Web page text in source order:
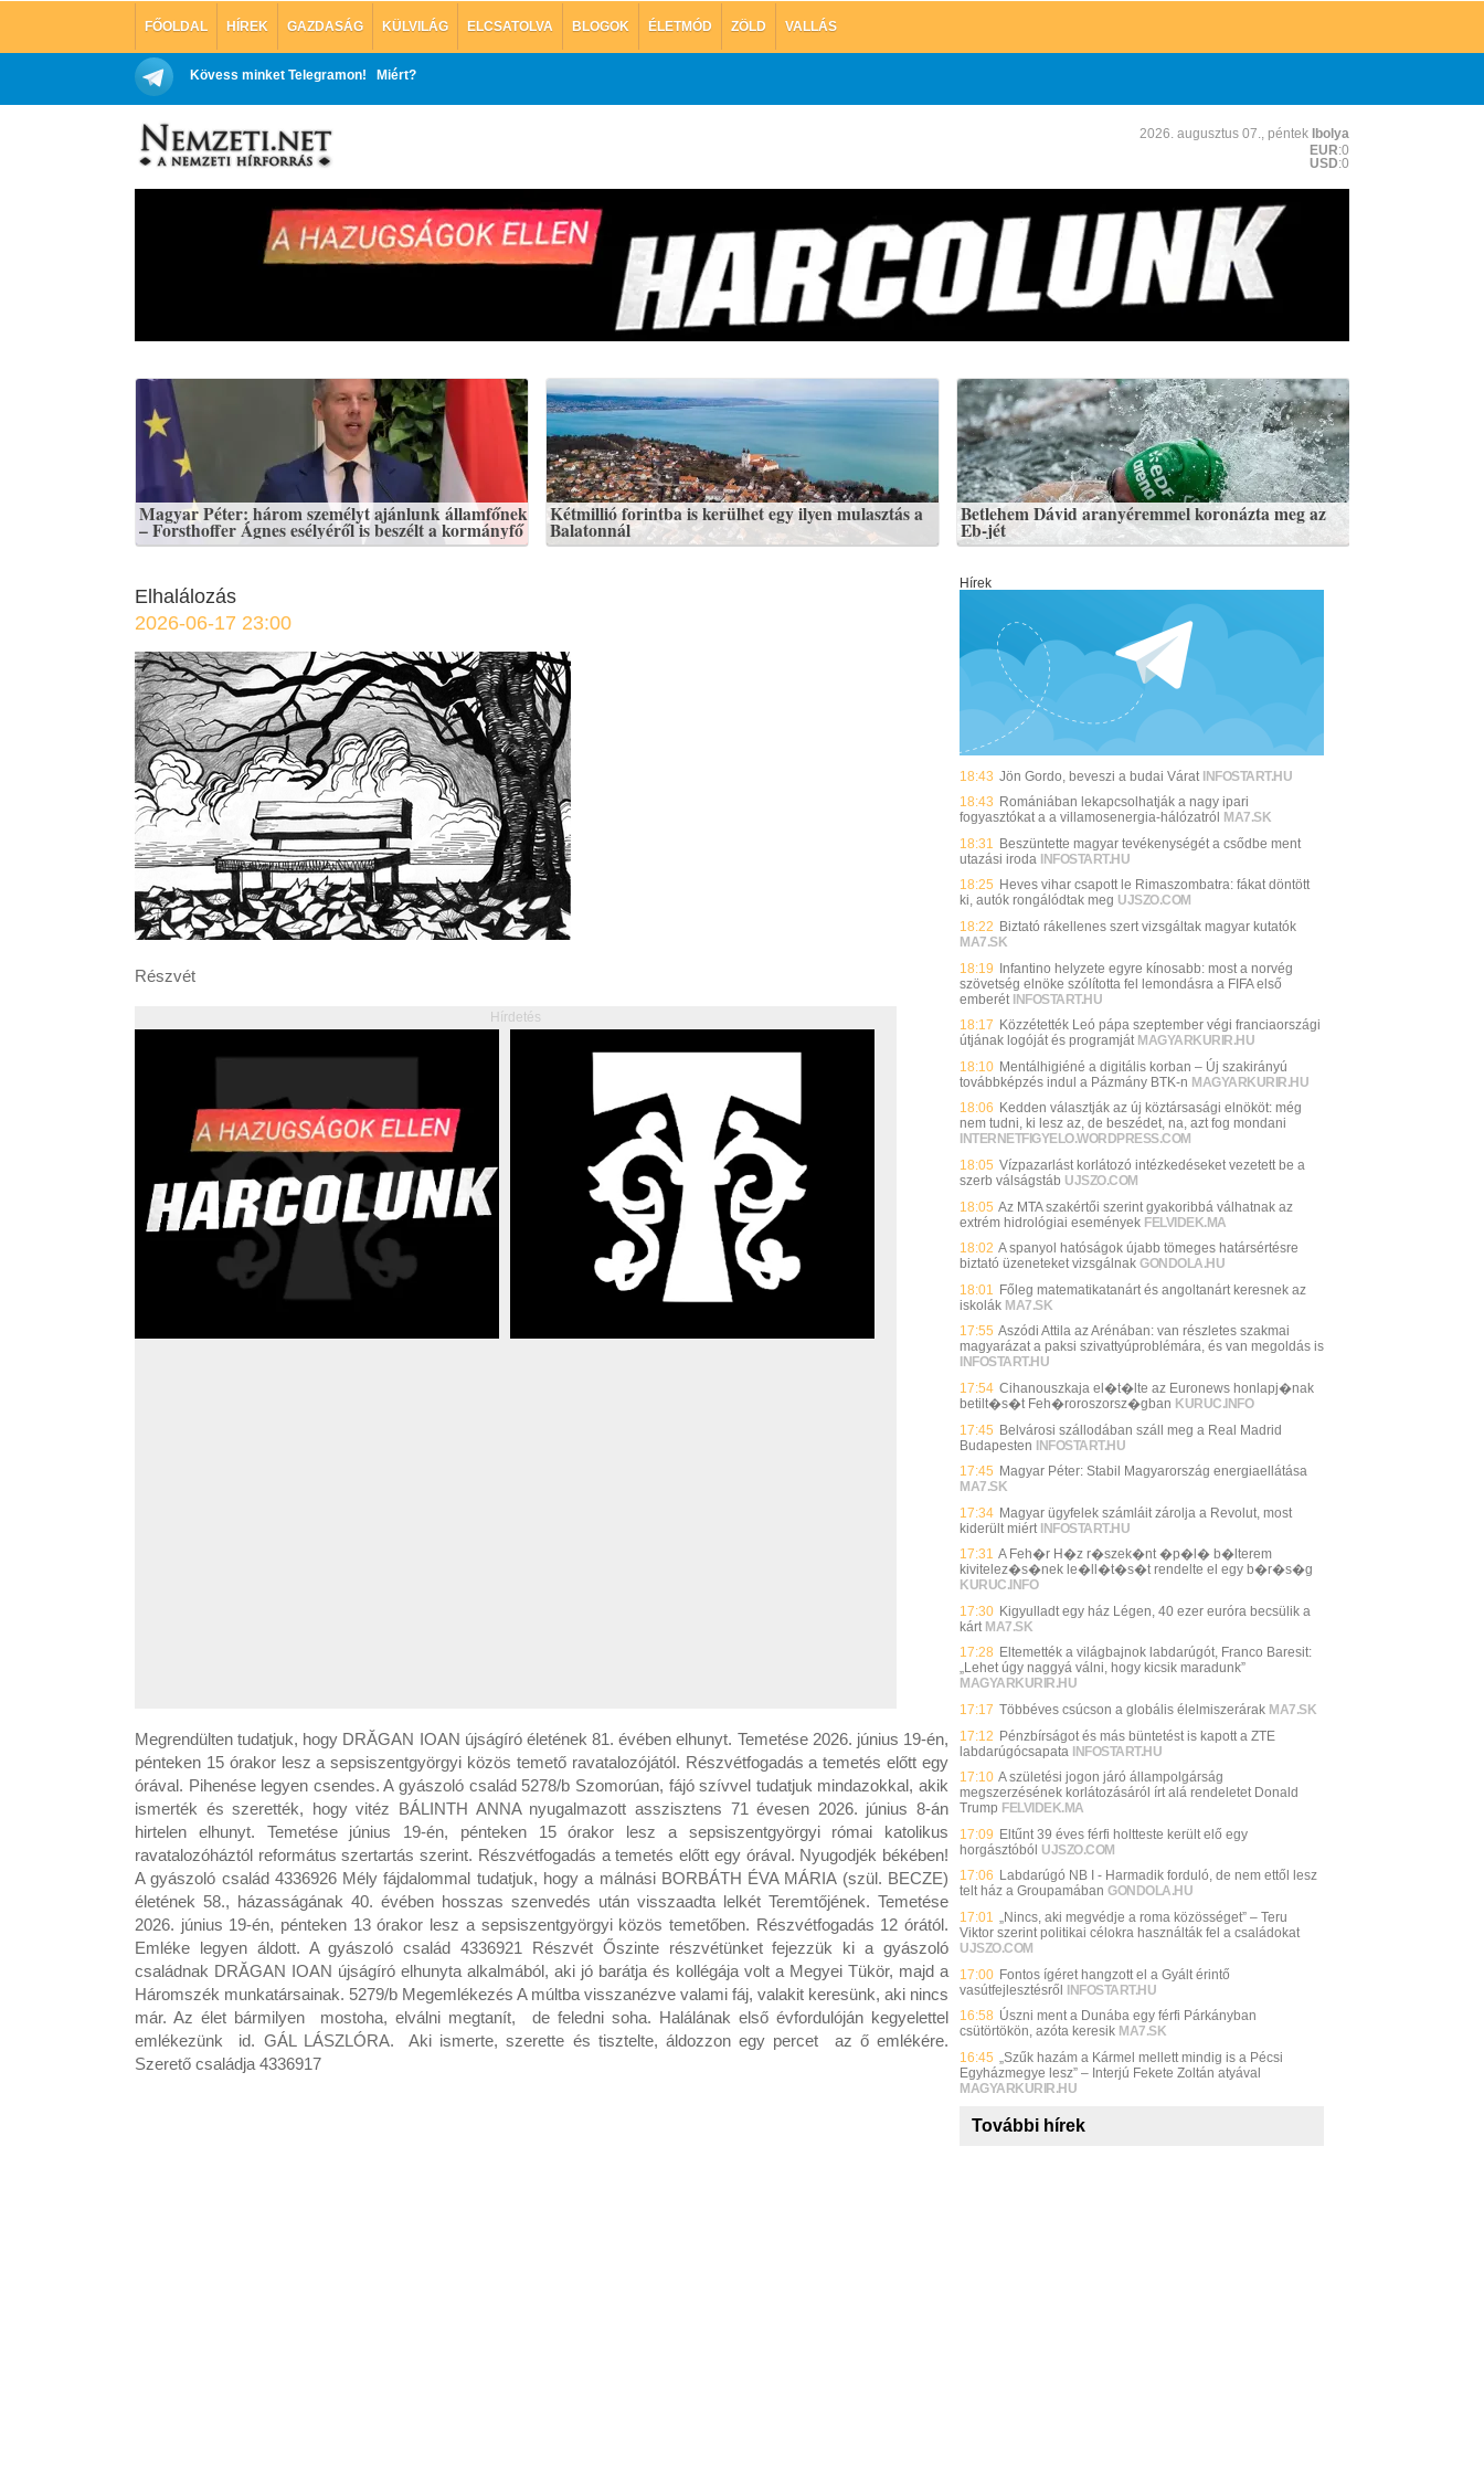
FŐOLDAL HÍREK GAZDASÁG KÜLVILÁG ELCSATOLVA BLOGOK ÉLETMÓD ZÖLD VALLÁS
Kövess minket Telegramon! Miért?
2026. augusztus 07., péntek Ibolya
EUR:0
USD:0
Magyar Péter: három személyt ajánlunk államfőnek
– Forsthoffer Ágnes esélyéről is beszélt a kormányfő
Kétmillió forintba is kerülhet egy ilyen mulasztás a
Balatonnál
Betlehem Dávid aranyéremmel koronázta meg az
Eb-jét
Elhalálozás
2026-06-17 23:00
Részvét
Hírdetés
Megrendülten tudatjuk, hogy DRĂGAN IOAN újságíró életének 81. évében elhunyt. Temetése 2026. június 19-én,
pénteken 15 órakor lesz a sepsiszentgyörgyi közös temető ravatalozójától. Részvétfogadás a temetés előtt egy
órával. Pihenése legyen csendes. A gyászoló család 5278/b Szomorúan, fájó szívvel tudatjuk mindazokkal, akik
ismerték és szerették, hogy vitéz BÁLINTH ANNA nyugalmazott asszisztens 71 évesen 2026. június 8-án
hirtelen elhunyt. Temetése június 19-én, pénteken 15 órakor lesz a sepsiszentgyörgyi római katolikus
ravatalozóháztól református szertartás szerint. Részvétfogadás a temetés előtt egy órával. Nyugodjék békében!
A gyászoló család 4336926 Mély fájdalommal tudatjuk, hogy a málnási BORBÁTH ÉVA MÁRIA (szül. BECZE)
életének 58., házasságának 40. évében hosszas szenvedés után visszaadta lelkét Teremtőjének. Temetése
2026. június 19-én, pénteken 13 órakor lesz a sepsiszentgyörgyi közös temetőben. Részvétfogadás 12 órától.
Emléke legyen áldott. A gyászoló család 4336921 Részvét Őszinte részvétünket fejezzük ki a gyászoló
családnak DRĂGAN IOAN újságíró elhunyta alkalmából, aki jó barátja és kollégája volt a Megyei Tükör, majd a
Háromszék munkatársainak. 5279/b Megemlékezés A múltba visszanézve valami fáj, valakit keresünk, aki nincs
már. Az élet bármilyen mostoha, elválni megtanít, de feledni soha. Halálának első évfordulóján kegyelettel
emlékezünk id. GÁL LÁSZLÓRA. Aki ismerte, szerette és tisztelte, áldozzon egy percet az ő emlékére.
Szerető családja 4336917
Hírek
18:43 Jön Gordo, beveszi a budai Várat INFOSTART.HU
18:43 Romániában lekapcsolhatják a nagy ipari
fogyasztókat a a villamosenergia-hálózatról
MA7.SK
18:31
Beszüntette magyar tevékenységét a csődbe ment
utazási iroda INFOSTART.HU
18:25 Heves vihar csapott le Rimaszombatra: fákat döntött
ki, autók rongálódtak meg UJSZO.COM
18:22 Biztató rákellenes szert vizsgáltak magyar kutatók
MA7.SK
18:19 Infantino helyzete egyre kínosabb: most a norvég
szövetség elnöke szólította fel lemondásra a FIFA első
emberét INFOSTART.HU
18:17 Közzétették Leó pápa szeptember végi franciaországi
útjának logóját és programját MAGYARKURIR.HU
18:10 Mentálhigiéné a digitális korban – Új szakirányú
továbbképzés indul a Pázmány BTK-n MAGYARKURIR.HU
18:06 Kedden választják az új köztársasági elnököt: még
nem tudni, ki lesz az, de beszédet, na, azt fog mondani
INTERNETFIGYELO.WORDPRESS.COM
18:05 Vízpazarlást korlátozó intézkedéseket vezetett be a
szerb válságstáb UJSZO.COM
18:05 Az MTA szakértői szerint gyakoribbá válhatnak az
extrém hidrológiai események FELVIDEK.MA
18:02 A spanyol hatóságok újabb tömeges határsértésre
biztató üzeneteket vizsgálnak GONDOLA.HU
18:01
Főleg matematikatanárt és angoltanárt keresnek az
iskolák MA7.SK
17:55 Aszódi Attila az Arénában: van részletes szakmai
magyarázat a paksi szivattyúproblémára, és van megoldás is
INFOSTART.HU
17:54 Cihanouszkaja el�t�lte az Euronews honlapj�nak
betilt�s�t Feh�roroszorsz�gban KURUC.INFO
17:45 Belvárosi szállodában száll meg a Real Madrid
Budapesten INFOSTART.HU
17:45 Magyar Péter: Stabil Magyarország energiaellátása
MA7.SK
17:34 Magyar ügyfelek számláit zárolja a Revolut, most
kiderült miért INFOSTART.HU
17:31 A Feh�r H�z r�szek�nt �p�l� b�lterem
kivitelez�s�nek le�ll�t�s�t rendelte el egy b�r�s�g
KURUC.INFO
17:30 Kigyulladt egy ház Légen, 40 ezer euróra becsülik a
kárt MA7.SK
17:28 Eltemették a világbajnok labdarúgót, Franco Baresit:
„Lehet úgy naggyá válni, hogy kicsik maradunk”
MAGYARKURIR.HU
17:17 Többéves csúcson a globális élelmiszerárak MA7.SK
17:12 Pénzbírságot és más büntetést is kapott a ZTE
labdarúgócsapata INFOSTART.HU
17:10 A születési jogon járó állampolgárság
megszerzésének korlátozásáról írt alá rendeletet Donald
Trump FELVIDEK.MA
17:09 Eltűnt 39 éves férfi holtteste került elő egy
horgásztóból UJSZO.COM
17:06 Labdarúgó NB I - Harmadik forduló, de nem ettől lesz
telt ház a Groupamában GONDOLA.HU
17:01 „Nincs, aki megvédje a roma közösséget” – Teru
Viktor szerint politikai célokra használták fel a családokat
UJSZO.COM
17:00 Fontos ígéret hangzott el a Gyált érintő
vasútfejlesztésről INFOSTART.HU
16:58 Úszni ment a Dunába egy férfi Párkányban
csütörtökön, azóta keresik MA7.SK
16:45 „Szűk hazám a Kármel mellett mindig is a Pécsi
Egyházmegye lesz” – Interjú Fekete Zoltán atyával
MAGYARKURIR.HU
További hírek